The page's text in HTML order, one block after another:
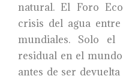
natural. El Foro Económico Mundial sitúa la
crisis del agua
mundiales. Solo
residual en el
antes de ser